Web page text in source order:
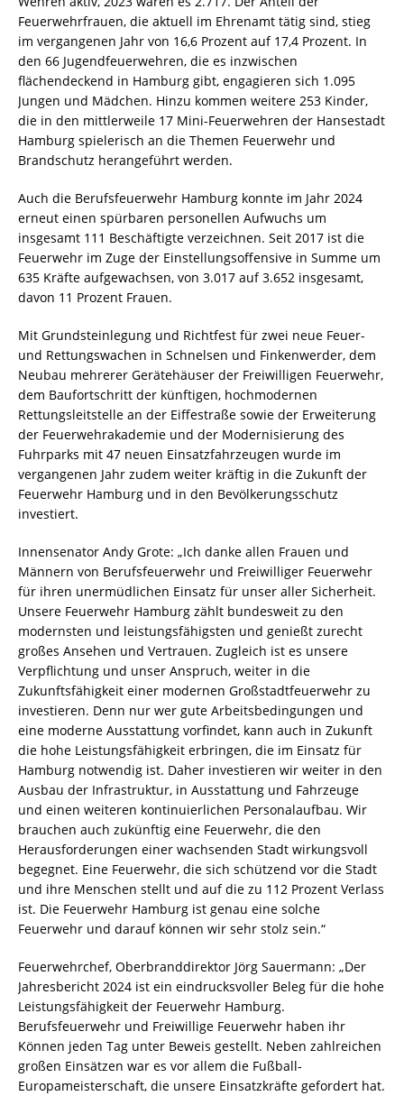
Feuerwehrfrauen, die aktuell im Ehrenamt tätig sind, stieg
im vergangenen Jahr von 16,6 Prozent auf 17,4 Prozent. In
den 66 Jugendfeuerwehren, die es inzwischen
flächendeckend in Hamburg gibt, engagieren sich 1.095
Jungen und Mädchen. Hinzu kommen weitere 253 Kinder,
die in den mittlerweile 17 Mini-Feuerwehren der Hansestadt
Hamburg spielerisch an die Themen Feuerwehr und
Brandschutz herangeführt werden.
Auch die Berufsfeuerwehr Hamburg konnte im Jahr 2024
erneut einen spürbaren personellen Aufwuchs um
insgesamt 111 Beschäftigte verzeichnen. Seit 2017 ist die
Feuerwehr im Zuge der Einstellungsoffensive in Summe um
635 Kräfte aufgewachsen, von 3.017 auf 3.652 insgesamt,
davon 11 Prozent Frauen.
Mit Grundsteinlegung und Richtfest für zwei neue Feuer-
und Rettungswachen in Schnelsen und Finkenwerder, dem
Neubau mehrerer Gerätehäuser der Freiwilligen Feuerwehr,
dem Baufortschritt der künftigen, hochmodernen
Rettungsleitstelle an der Eiffestraße sowie der Erweiterung
der Feuerwehrakademie und der Modernisierung des
Fuhrparks mit 47 neuen Einsatzfahrzeugen wurde im
vergangenen Jahr zudem weiter kräftig in die Zukunft der
Feuerwehr Hamburg und in den Bevölkerungsschutz
investiert.
Innensenator Andy Grote: „Ich danke allen Frauen und
Männern von Berufsfeuerwehr und Freiwilliger Feuerwehr
für ihren unermüdlichen Einsatz für unser aller Sicherheit.
Unsere Feuerwehr Hamburg zählt bundesweit zu den
modernsten und leistungsfähigsten und genießt zurecht
großes Ansehen und Vertrauen. Zugleich ist es unsere
Verpflichtung und unser Anspruch, weiter in die
Zukunftsfähigkeit einer modernen Großstadtfeuerwehr zu
investieren. Denn nur wer gute Arbeitsbedingungen und
eine moderne Ausstattung vorfindet, kann auch in Zukunft
die hohe Leistungsfähigkeit erbringen, die im Einsatz für
Hamburg notwendig ist. Daher investieren wir weiter in den
Ausbau der Infrastruktur, in Ausstattung und Fahrzeuge
und einen weiteren kontinuierlichen Personalaufbau. Wir
brauchen auch zukünftig eine Feuerwehr, die den
Herausforderungen einer wachsenden Stadt wirkungsvoll
begegnet. Eine Feuerwehr, die sich schützend vor die Stadt
und ihre Menschen stellt und auf die zu 112 Prozent Verlass
ist. Die Feuerwehr Hamburg ist genau eine solche
Feuerwehr und darauf können wir sehr stolz sein.“
Feuerwehrchef, Oberbranddirektor Jörg Sauermann: „Der
Jahresbericht 2024 ist ein eindrucksvoller Beleg für die hohe
Leistungsfähigkeit der Feuerwehr Hamburg.
Berufsfeuerwehr und Freiwillige Feuerwehr haben ihr
Können jeden Tag unter Beweis gestellt. Neben zahlreichen
großen Einsätzen war es vor allem die Fußball-
Europameisterschaft, die unsere Einsatzkräfte gefordert hat.